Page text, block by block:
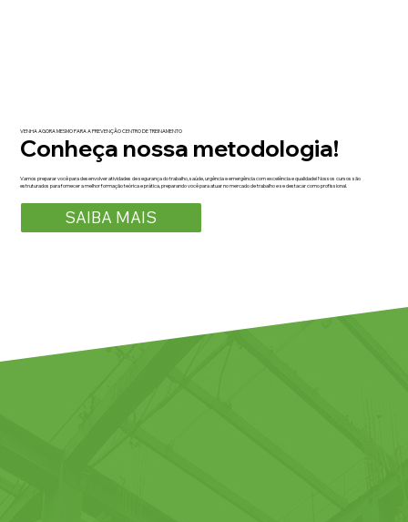
VENHA AGORA MESMO PARA A PREVENÇÃO CENTRO DE TREINAMENTO
Conheça nossa metodologia!
Vamos preparar você para desenvolver atividades de segurança do trabalho, saúde, urgência e emergência com excelência e qualidade! Nossos cursos são
estruturados para fornecer a melhor formação teórica e prática, preparando você para atuar no mercado de trabalho e se destacar como profissional.
SAIBA MAIS